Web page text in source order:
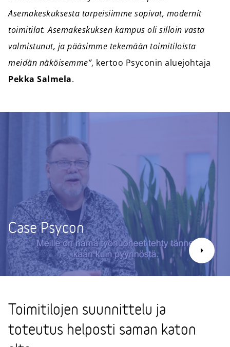
Asemakeskuksesta tarpeisiimme sopivat, modernit
toimitilat. Asemakeskuksen kampus oli silloin vasta
valmistunut, ja pääsimme tekemään toimitiloista
meidän näköisemme”, kertoo Psyconin aluejohtaja
Pekka Salmela.
Case Psycon
Toimitilojen suunnittelu ja
toteutus helposti saman katon